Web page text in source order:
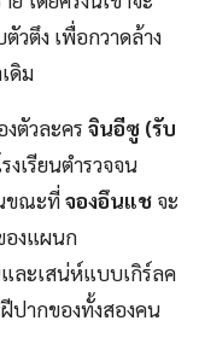
วตึง เพื่อกวาดล้าง
ดิม
ตัวละคร จินอีซู (รับ
งเรียนตำรวจจน
ขณะที่จองอึนแช จะ
งแผนก
ละเสน่ห์แบบเกิร์ลค
ปากของทั้งสองคน